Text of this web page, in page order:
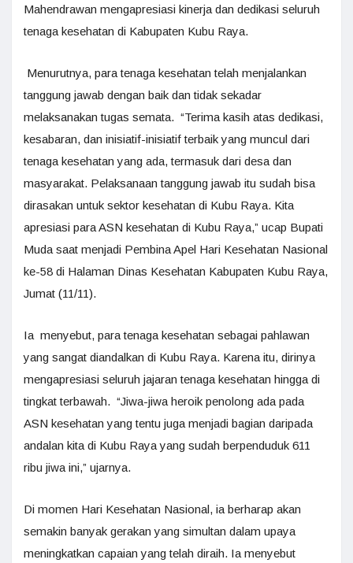
Mahendrawan mengapresiasi kinerja dan dedikasi seluruh
tenaga kesehatan di Kabupaten Kubu Raya.
Menurutnya, para tenaga kesehatan telah menjalankan
tanggung jawab dengan baik dan tidak sekadar
melaksanakan tugas semata. “Terima kasih atas dedikasi,
kesabaran, dan inisiatif-inisiatif terbaik yang muncul dari
tenaga kesehatan yang ada, termasuk dari desa dan
masyarakat. Pelaksanaan tanggung jawab itu sudah bisa
dirasakan untuk sektor kesehatan di Kubu Raya. Kita
apresiasi para ASN kesehatan di Kubu Raya,” ucap Bupati
Muda saat menjadi Pembina Apel Hari Kesehatan Nasional
ke-58 di Halaman Dinas Kesehatan Kabupaten Kubu Raya,
Jumat (11/11).
Ia menyebut, para tenaga kesehatan sebagai pahlawan
yang sangat diandalkan di Kubu Raya. Karena itu, dirinya
mengapresiasi seluruh jajaran tenaga kesehatan hingga di
tingkat terbawah. “Jiwa-jiwa heroik penolong ada pada
ASN kesehatan yang tentu juga menjadi bagian daripada
andalan kita di Kubu Raya yang sudah berpenduduk 611
ribu jiwa ini,” ujarnya.
Di momen Hari Kesehatan Nasional, ia berharap akan
semakin banyak gerakan yang simultan dalam upaya
meningkatkan capaian yang telah diraih. Ia menyebut